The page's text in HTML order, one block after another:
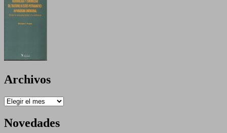
Archivos
Archivos
Novedades